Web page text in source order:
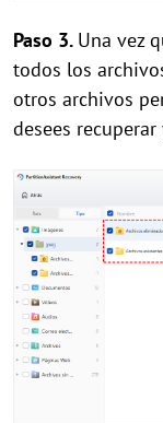
Paso 3. Una vez
todos los
otros archivos
desees recuperar